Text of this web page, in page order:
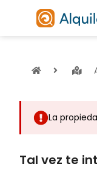
La
Tal vez te